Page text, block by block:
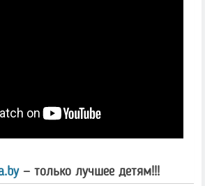
— только лучшее детям!!!